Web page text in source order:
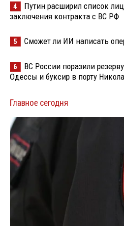
4
Путин расширил список
заключения контракта с ВС РФ
5 Сможет ли ИИ написать
6
ВС России поразили
Одессы и буксир в порту
Главное сегодня